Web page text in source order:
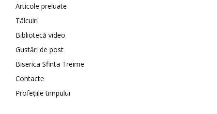
Articole preluate
Tâlcuiri
Bibliotecă video
Gustări de post
Biserica Sfinta Treime
Contacte
Profețiile timpului